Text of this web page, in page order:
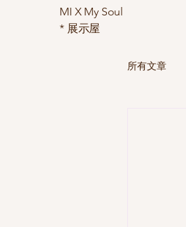
MI X My Soul
* 展示屋
所有文章
我那